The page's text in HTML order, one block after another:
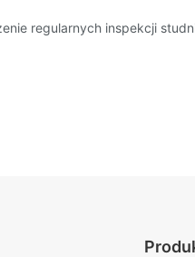
regularnych inspekcji